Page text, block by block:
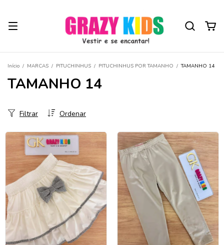
Início / MARCAS / PITUCHINHUS / PITUCHINHUS POR TAMANHO / TAMANHO 14
TAMANHO 14
Ordenar
Filtrar